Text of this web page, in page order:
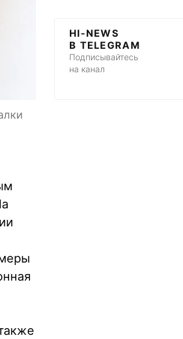
HI-NEWS
В TELEGRAM
Подписывайтесь
на канал